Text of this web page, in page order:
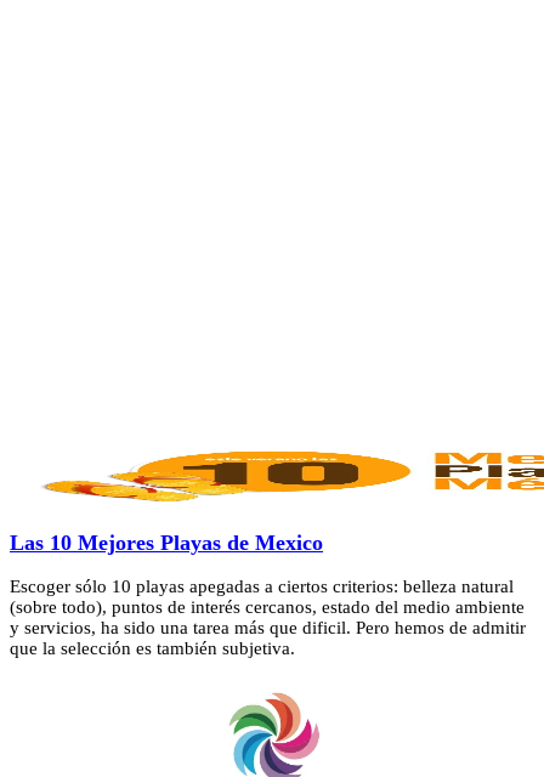
Las 10 Mejores Playas de Mexico
Escoger sólo 10 playas apegadas a ciertos criterios: belleza natural
(sobre todo), puntos de interés cercanos, estado del medio ambiente
y servicios, ha sido una tarea más que dificil. Pero hemos de admitir
que la selección es también subjetiva.